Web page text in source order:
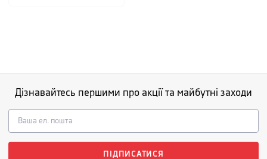
Дізнавайтесь першими про акції та майбутні заходи
ПІДПИСАТИСЯ